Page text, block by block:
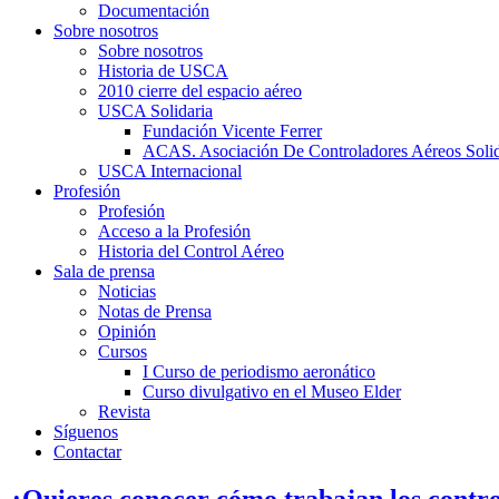
Documentación
Sobre nosotros
Sobre nosotros
Historia de USCA
2010 cierre del espacio aéreo
USCA Solidaria
Fundación Vicente Ferrer
ACAS. Asociación De Controladores Aéreos
USCA Internacional
Profesión
Profesión
Acceso a la Profesión
Historia del Control Aéreo
Sala de prensa
Noticias
Notas de Prensa
Opinión
Cursos
I Curso de periodismo aeronático
Curso divulgativo en el Museo Elder
Revista
Síguenos
Contactar